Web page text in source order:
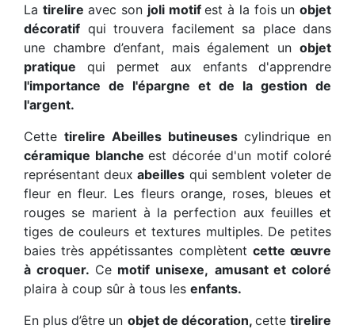
La tirelire avec son joli motifest à la fois unobjet
décoratif qui trouvera facilement sa place dans
une chambre d’enfant, mais également un objet
pratique qui permet aux enfants d'apprendre
l'importance de l'épargne et de la gestion de
l'argent.
Cette tirelire Abeilles butineuses cylindrique en
céramique blanche est décorée d'un motif coloré
représentant deuxabeilles qui semblent voleter de
fleur en fleur. Les fleurs orange, roses, bleues et
rouges se marient à la perfection aux feuilles et
tiges de couleurs et textures multiples. De petites
baies très appétissantes complètent cette œuvre
à croquer. Ce motif unisexe, amusant et coloré
plaira à coup sûr à tous les enfants.
En plus d’être un objet de décoration, cette tirelire